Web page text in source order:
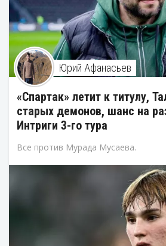
Юрий Афанасьев
«Спартак» летит к титулу,
старых демонов, шанс на
Интриги 3-го тура
Все против Мурада Мусаева.